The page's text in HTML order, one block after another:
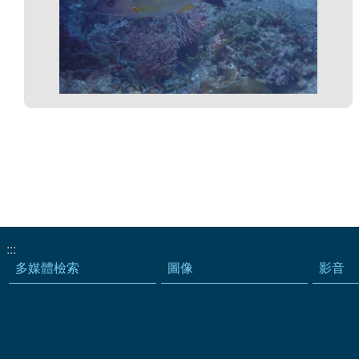
:::
多媒體檢索
圖像 影音